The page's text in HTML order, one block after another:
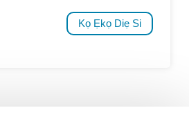
Kọ Ẹkọ Diẹ Si